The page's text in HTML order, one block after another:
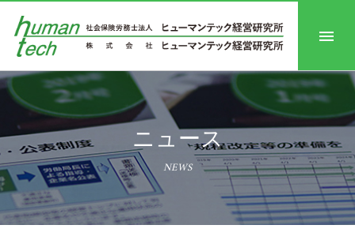
ニュース
NEWS